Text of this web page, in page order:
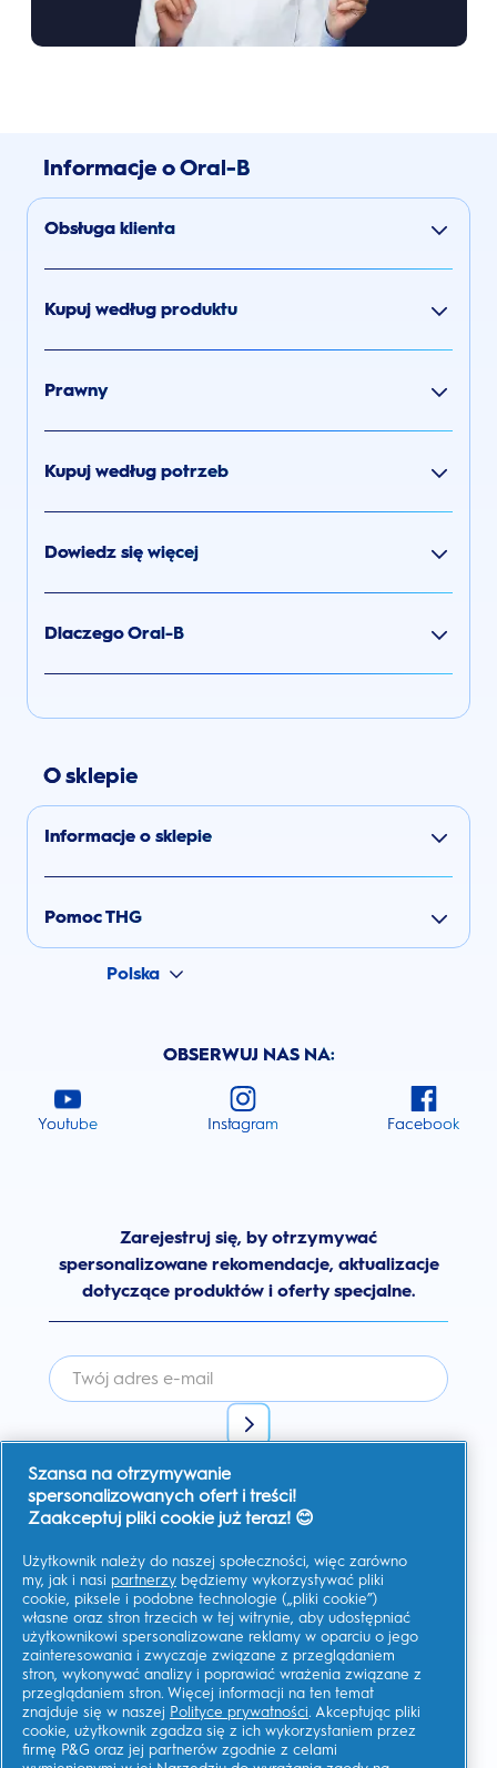
Informacje o Oral-B
Obsługa klienta
Kupuj według produktu
Prawny
Kupuj według potrzeb
Dowiedz się więcej
Dlaczego Oral-B
O sklepie
Informacje o sklepie
Pomoc THG
Polska
OBSERWUJ NAS NA:
Youtube Instagram Facebook
Zarejestruj się, by otrzymywać
spersonalizowane rekomendacje, aktualizacje
dotyczące produktów i oferty specjalne.
Wyrażam zgodę na otrzymywanie spersonalizowanej
komunikacji na temat ofert, aktualności i innych inicjatyw
promocyjnych od Oral-B i innych marek P&G
poczty elektronicznej i kanałów komunikacji online. W każdej
chwili mogę
zrezygnować z subskrypcji.
Firma Procter & Gamble, jako administrator danych, będzie
przetwarzać Twoje dane, aby umożliwić Ci rejestrację na tej
stronie, korzystanie z usług, a także, zależnie od udzielonej
zgody, wysyłać wiadomości marketingowe, w tym
spersonalizowane reklamy w mediach online.Dowiedz się
więcej.
Aby uzyskać więcej informacji na temat przetwarzania Twoich
danych osobowych i praw do prywatności, przeczytaj więcej
tutajlub zapoznaj się z naszą pełną Polityką ochrony
Prywatność
Musisz mieć co najmniej 18 lat orazwyrazić zgodę na nasz
Regulamin .
Szansa na otrzymywanie
spersonalizowanych ofert i treści!
Zaakceptuj pliki cookie już teraz! 😊
Użytkownik należy do naszej społeczności, więc zarówno
my, jak i nasi partnerzy będziemy wykorzystywać pliki
cookie, piksele i podobne technologie („pliki cookie”)
własne oraz stron trzecich w tej witrynie, aby udostępniać
użytkownikowi spersonalizowane reklamy w oparciu o jego
zainteresowania i zwyczaje związane z przeglądaniem
stron, wykonywać analizy i poprawiać wrażenia związane z
przeglądaniem stron. Więcej informacji na ten temat
znajduje się w naszej Polityce prywatności. Akceptując pliki
cookie, użytkownik zgadza się z ich wykorzystaniem przez
firmę P&G oraz jej partnerów zgodnie z celami